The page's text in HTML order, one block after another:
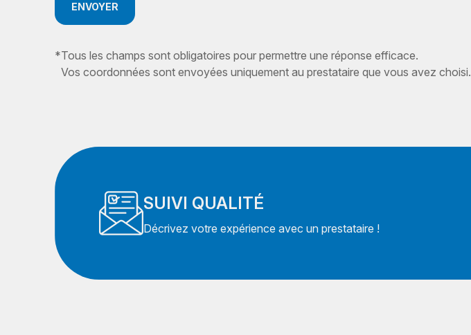
ENVOYER
*Tous les champs sont obligatoires pour permettre une réponse efficace.
Vos coordonnées sont envoyées uniquement au prestataire que vous avez choisi.
SUIVI QUALITÉ
Décrivez votre expérience avec un prestataire !